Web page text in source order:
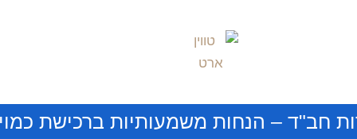
חב"ד – הנחות משמעותיות ברכישת